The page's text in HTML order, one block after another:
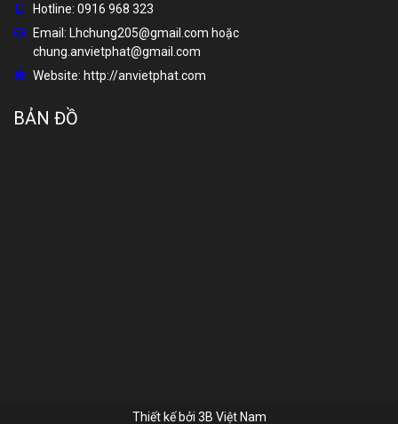
Hotline: 0916 968 323
Email: Lhchung205@gmail.com hoặc
chung.anvietphat@gmail.com
Website: http://anvietphat.com
BẢN ĐỒ
Thiết kế bởi 3B Việt Nam